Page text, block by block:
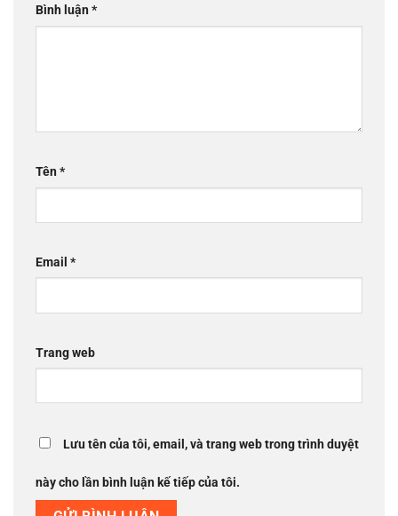
Bình luận*
Tên*
Email *
Trang web
Lưu tên của tôi, email, và trang web trong trình duyệt
này cho lần bình luận kế tiếp của tôi.